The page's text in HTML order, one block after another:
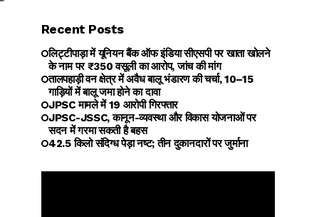
Recent Posts
लिट्टीपाड़ा में यूनियन बैंक ऑफ इंडिया सीएसपी पर खाता खोलने
के नाम पर ₹350 वसूली का आरोप, जांच की मांग
तालपहाड़ी वन क्षेत्र में अवैध बालू भंडारण की चर्चा, 10–15
गाड़ियों में बालू जमा होने का दावा
JPSC मामले में 19 आरोपी गिरफ्तार
JPSC-JSSC, कानून-व्यवस्था और विकास योजनाओं पर
सदन में गरमा सकती है बहस
42.5 किलो संदिग्ध पेड़ा नष्ट; तीन दुकानदारों पर जुर्माना